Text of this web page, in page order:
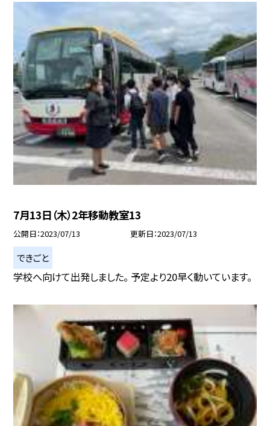
7月13日（木）2年移動教室13
公開日 2023/07/13 更新日 2023/07/13
できごと
学校へ向けて出発しました。 予定より20早く動いています。